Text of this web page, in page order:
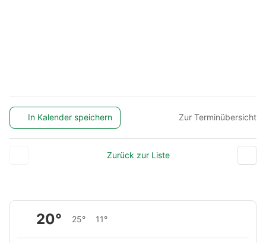
In Kalender speichern Zur Terminübersicht
Zurück zur Liste
20° 25° 11°